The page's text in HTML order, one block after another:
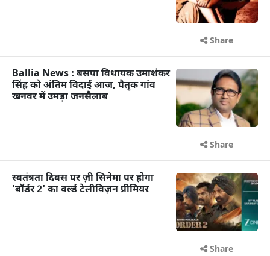
Share
Ballia News : बसपा विधायक उमाशंकर
सिंह को अंतिम विदाई आज, पैतृक गांव
खनवर में उमड़ा जनसैलाब
Share
स्वतंत्रता दिवस पर ज़ी सिनेमा पर होगा
'बॉर्डर 2' का वर्ल्ड टेलीविज़न प्रीमियर
Share